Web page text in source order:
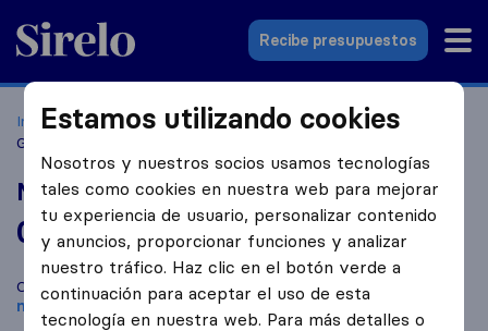
Sirelo.es
Recibe presupuestos
Inicio Empresas de mudanzas Móstoles
Mudanzas
Grupo ABC
Mudanzas Grupo ABC
0,0 basado en0
reseñas de Sirelo y Google
i
Compara Mudanzas Grupo ABC con otrasempresas de
mudanzasdeMostoles
Estamos utilizando cookies
Nosotros y nuestros socios usamos tecnologías
tales como cookies en nuestra web para mejorar
tu experiencia de usuario, personalizar contenido
y anuncios, proporcionar funciones y analizar
nuestro tráfico. Haz clic en el botón verde a
continuación para aceptar el uso de esta
tecnología en nuestra web. Para más detalles o